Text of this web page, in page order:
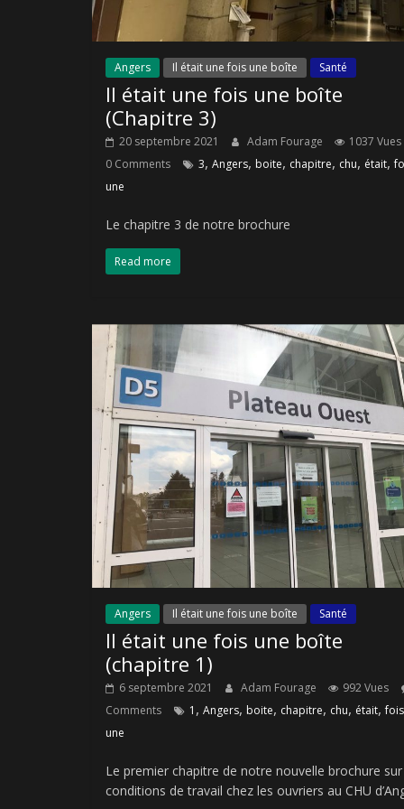
Angers Il était une fois une boîte Santé
Il était une fois une boîte
(Chapitre 3)
20 septembre 2021 Adam Fourage
1037 Vues
0 Comments
3, Angers, boite, chapitre, chu, était,
une
Le chapitre 3 de notre brochure
Read more
Angers Il était une fois une boîte Santé
Il était une fois une boîte
(chapitre 1)
6 septembre 2021 Adam Fourage 992 Vues
Comments
1 , Angers, boite, chapitre, chu, était,fois
une
Le premier chapitre de notre nouvelle brochure sur
conditions de travail chez les ouvriers au CHU